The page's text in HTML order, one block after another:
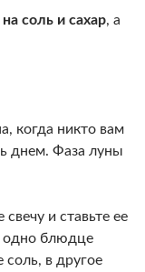
соль и сахар, а
когда никто вам
днем. Фаза луны
свечу и ставьте ее
одно блюдце
соль, в другое